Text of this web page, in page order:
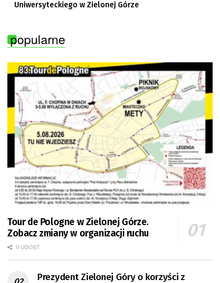
Uniwersyteckiego w Zielonej Górze
popularne
Tour de Pologne w Zielonej Górze.
Zobacz zmiany w organizacji ruchu
0 UDOST.
Prezydent Zielonej Góry o korzyści z